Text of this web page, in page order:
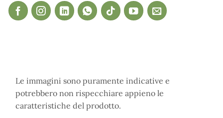
Le immagini sono puramente indicative e
potrebbero non rispecchiare appieno le
caratteristiche del prodotto.